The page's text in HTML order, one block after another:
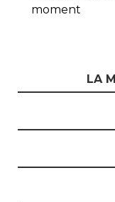
LA
moment